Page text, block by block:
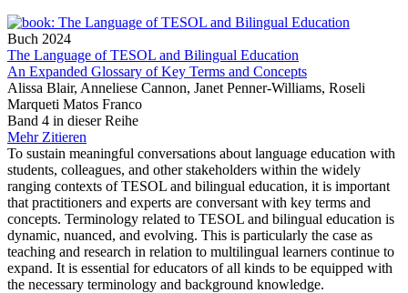
Buch 2024
The Language of TESOL and Bilingual Education
An Expanded Glossary of Key Terms and Concepts
Alissa Blair, Anneliese Cannon, Janet Penner-Williams, Roseli
Marqueti Matos Franco
Band 4 in dieser Reihe
Mehr Zitieren
To sustain meaningful conversations about language education with
students, colleagues, and other stakeholders within the widely
ranging contexts of TESOL and bilingual education, it is important
that practitioners and experts are conversant with key terms and
concepts. Terminology related to TESOL and bilingual education is
dynamic, nuanced, and evolving. This is particularly the case as
teaching and research in relation to multilingual learners continue to
expand. It is essential for educators of all kinds to be equipped with
the necessary terminology and background knowledge.